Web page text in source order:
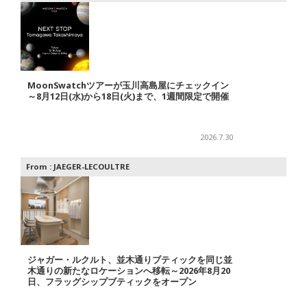
MoonSwatchツアーが玉川高島屋にチェックイン
～8月12日(水)から18日(火)まで、1週間限定で開催
2026.7.30
From : JAEGER-LECOULTRE
ジャガー・ルクルト、並木通りブティックを同じ並
木通りの新たなロケーションへ移転～2026年8月20
日、フラッグシップブティックをオープン